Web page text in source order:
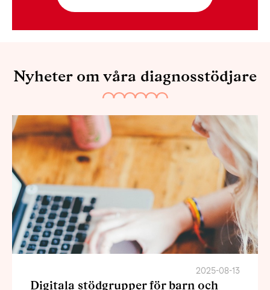
Nyheter om våra diagnosstödjare
2025-08-13
Digitala stödgrupper för barn och